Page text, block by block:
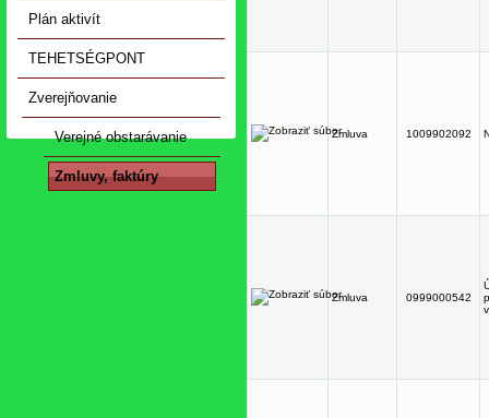
Plán aktivít
TEHETSÉGPONT
Zverejňovanie
Verejné obstarávanie
Zmluvy, faktúry
Zmluva 1009902092
Zmluva 0999000542